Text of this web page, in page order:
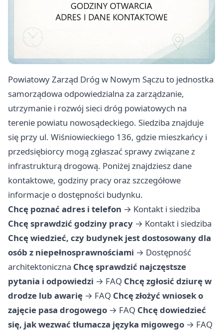
Powiatowy Zarząd Dróg w Nowym Sączu to jednostka
samorządowa odpowiedzialna za zarządzanie,
utrzymanie i rozwój sieci dróg powiatowych na
terenie powiatu nowosądeckiego. Siedziba znajduje
się przy ul. Wiśniowieckiego 136, gdzie mieszkańcy i
przedsiębiorcy mogą zgłaszać sprawy związane z
infrastrukturą drogową. Poniżej znajdziesz dane
kontaktowe, godziny pracy oraz szczegółowe
informacje o dostępności budynku.
Chcę poznać adres i telefon → Kontakt i siedziba
Chcę sprawdzić godziny pracy → Kontakt i siedziba
Chcę wiedzieć, czy budynek jest dostosowany dla
osób z niepełnosprawnościami → Dostępność
architektoniczna Chcę sprawdzić najczęstsze
pytania i odpowiedzi → FAQ Chcę zgłosić dziurę w
drodze lub awarię → FAQ Chcę złożyć wniosek o
zajęcie pasa drogowego → FAQ Chcę dowiedzieć
się, jak wezwać tłumacza języka migowego → FAQ